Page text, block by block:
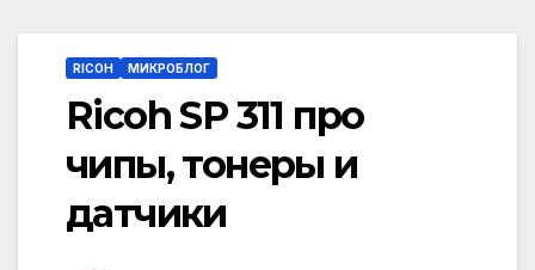
RICOH МИКРОБЛОГ
Ricoh SP 311 про
чипы, тонеры и
датчики